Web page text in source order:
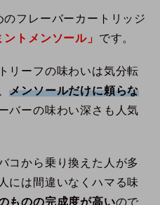
のフレーバーカートリッジ
ントメンソール」 です。
リーフの味わいは気分転
メンソールだけに頼らな
バーの味わい深さも人気
コから乗り換えた人が多
には間違いなくハマる味
ものの完成度が高いので